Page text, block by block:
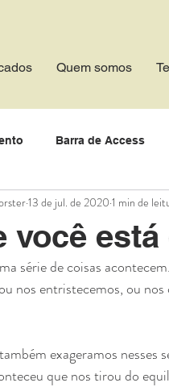
Quem somos
Barra de Access
Bem estar zen
Abundância
você
13 de jul. de 2020 1 min de
série de coisas
nos entristecemos, ou
exageramos
que nos tirou do